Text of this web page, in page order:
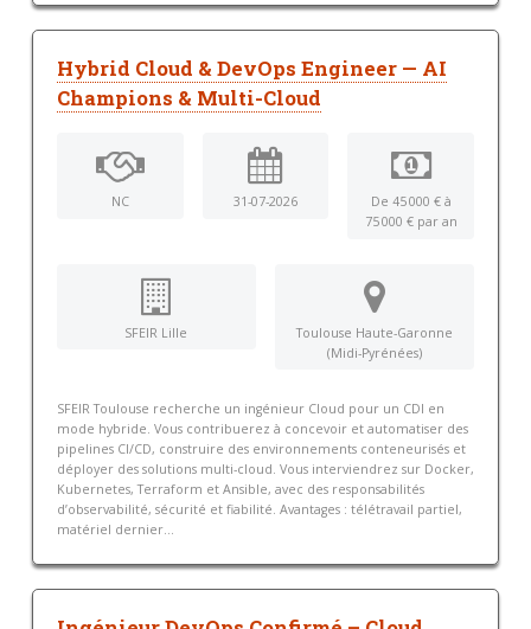
Hybrid Cloud & DevOps Engineer — AI
Champions & Multi-Cloud
NC 31-07-2026
De 45 000 € à
75 000 € par an
SFEIR Lille
Toulouse Haute-Garonne
(Midi-Pyrénées)
SFEIR Toulouse recherche un ingénieur Cloud pour un CDI en
mode hybride. Vous contribuerez à concevoir et automatiser des
pipelines CI/CD, construire des environnements conteneurisés et
déployer des solutions multi-cloud. Vous interviendrez sur Docker,
Kubernetes, Terraform et Ansible, avec des responsabilités
d’observabilité, sécurité et fiabilité. Avantages : télétravail partiel,
matériel dernier...